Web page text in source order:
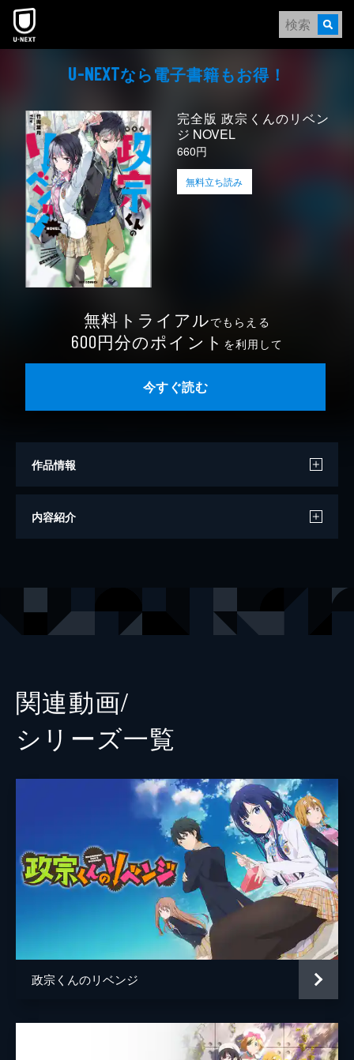
本文へスキップ
U-NEXTなら電⼦書籍もお得！
完全版 政宗くんのリベン
ジ NOVEL
660円
無料立ち読み
無料トライアルでもらえる
600円分のポイント を利用して
今すぐ読む
作品情報
著者
内容紹介
関連動画/
シリーズ⼀覧
政宗くんのリベンジ